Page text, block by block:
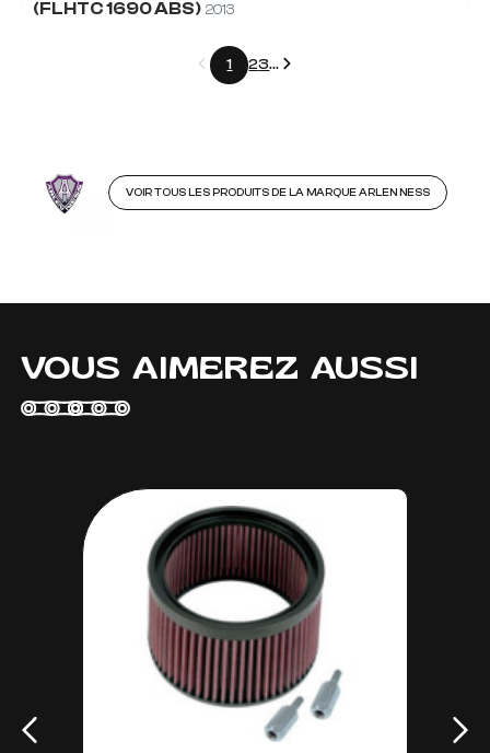
(FLHTC 1690 ABS) 2013
Précédent
1 23... Suivant
VOIR TOUS LES PRODUITS DE LA MARQUE ARLEN NESS
VOUS AIMEREZ AUSSI